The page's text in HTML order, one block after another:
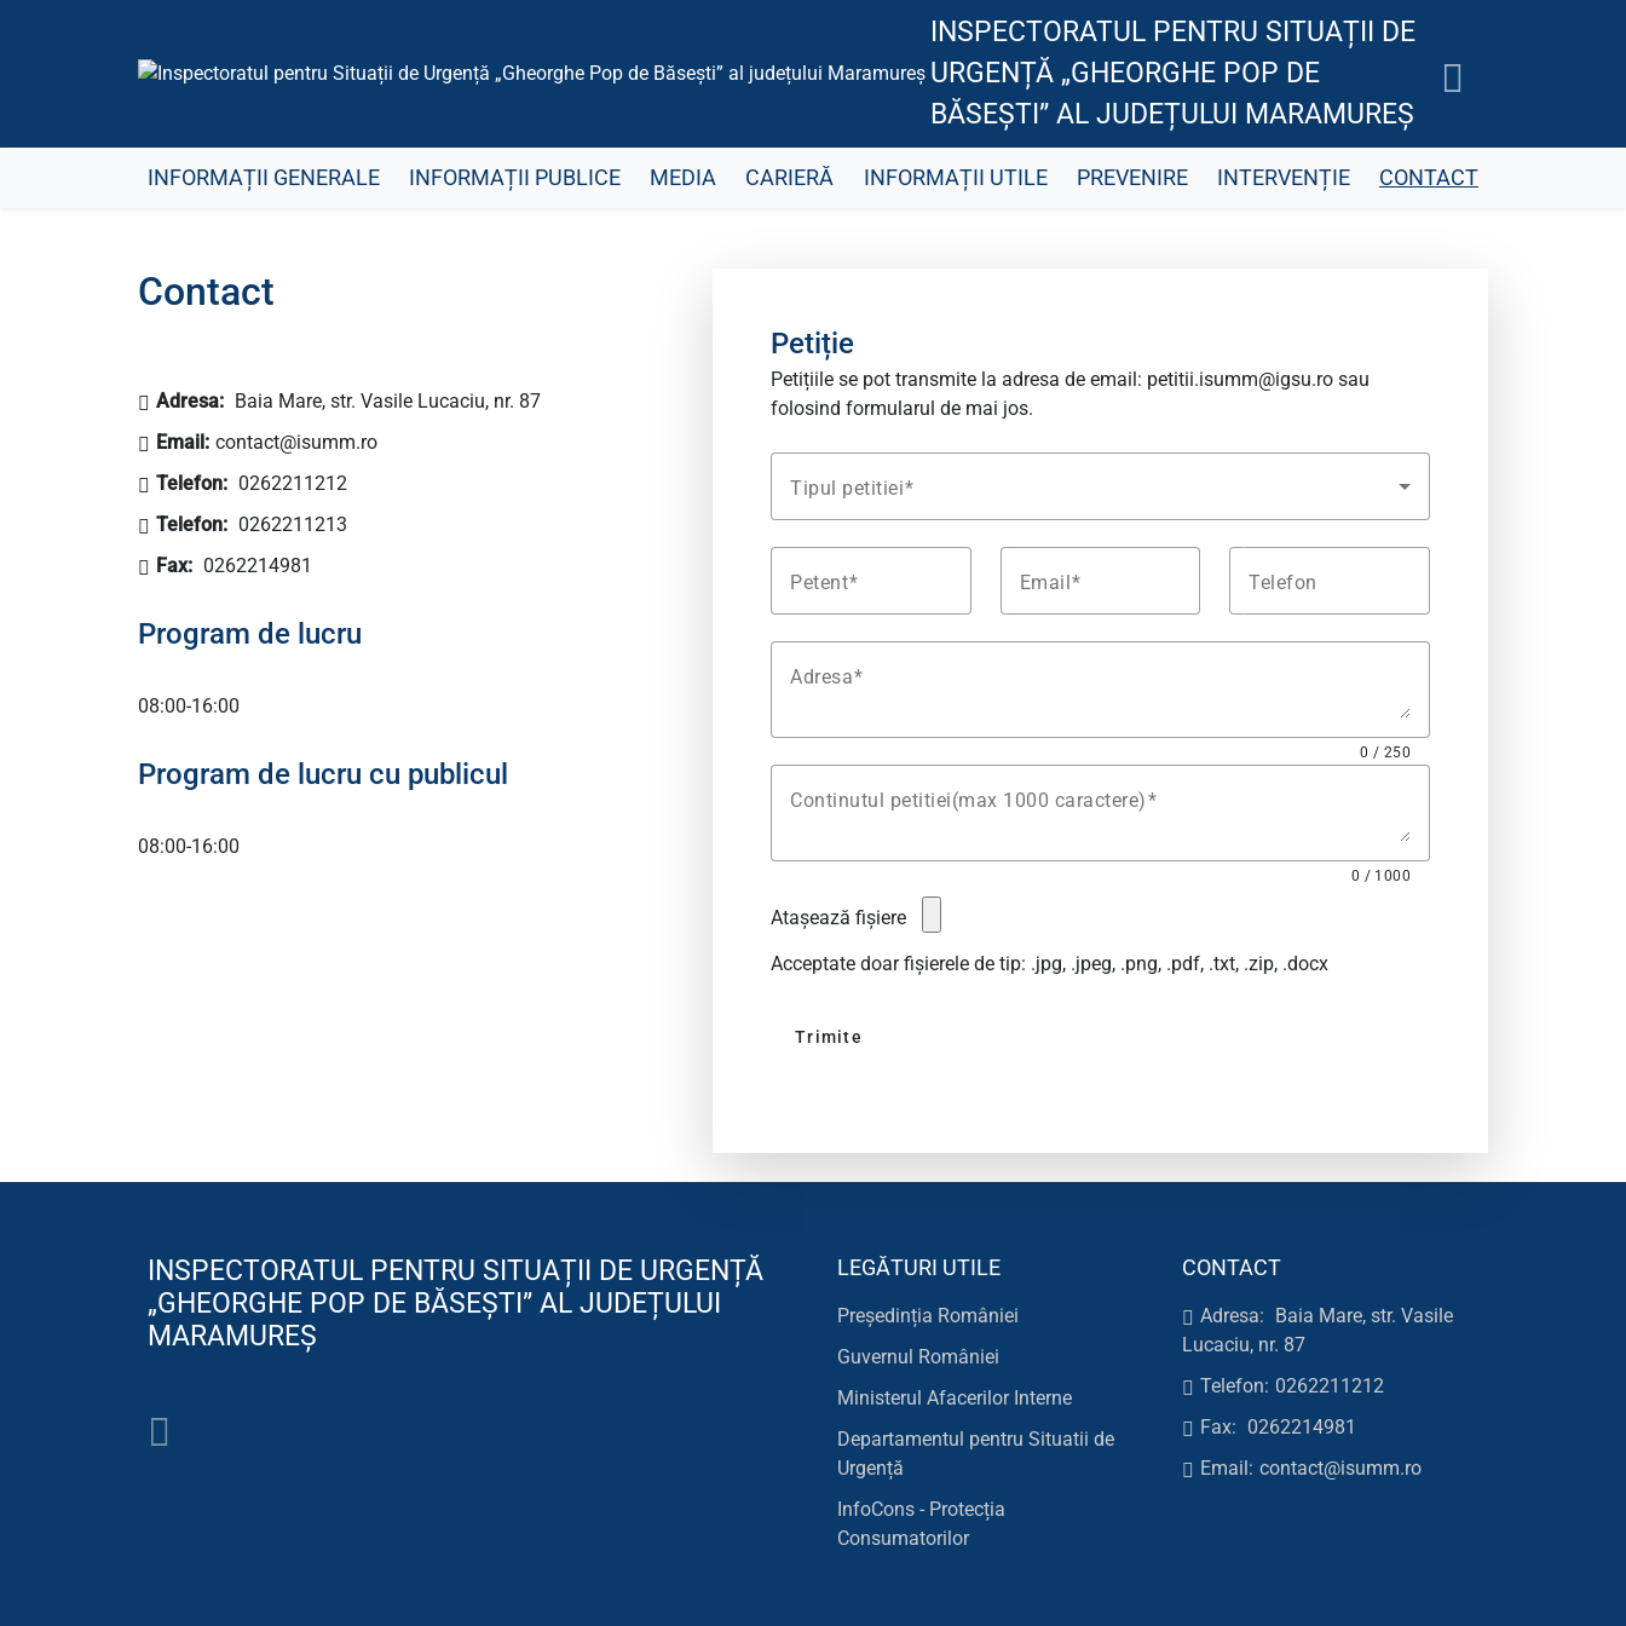
INSPECTORATUL PENTRU SITUAȚII DE
URGENȚĂ „GHEORGHE POP DE
BĂSEȘTI” AL JUDEȚULUI MARAMUREȘ
INFORMAȚII GENERALE INFORMAȚII PUBLICE MEDIA CARIERĂ INFORMAȚII UTILE PREVENIRE INTERVENȚIE CONTACT
Contact
Adresa: Baia Mare, str. Vasile Lucaciu, nr. 87
Email: contact@isumm.ro
Telefon: 0262211212
Telefon: 0262211213
Fax: 0262214981
Program de lucru
08:00-16:00
Program de lucru cu publicul
08:00-16:00
Petiție
Petițiile se pot transmite la adresa de email: petitii.isumm@igsu.ro sau
folosind formularul de mai jos.
Tipul petitiei
Petent Email Telefon
Adresa
0 / 250
Continutul petitiei(max 1000 caractere)
0 / 1000
Atașează fișiere
Acceptate doar fișierele de tip: .jpg, .jpeg, .png, .pdf, .txt, .zip, .docx
Trimite
INSPECTORATUL PENTRU SITUAȚII DE URGENȚĂ
„GHEORGHE POP DE BĂSEȘTI” AL JUDEȚULUI
MARAMUREȘ
LEGĂTURI UTILE
Președinția României
Guvernul României
Ministerul Afacerilor Interne
Departamentul pentru Situatii de
Urgență
InfoCons - Protecția
Consumatorilor
CONTACT
Adresa: Baia Mare, str. Vasile
Lucaciu, nr. 87
Telefon: 0262211212
Fax: 0262214981
Email: contact@isumm.ro